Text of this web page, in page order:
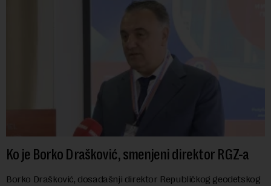
Ko je Borko Drašković, smenjeni direktor RGZ-a
Borko Drašković, dosadašnji direktor Republičkog geodetskog